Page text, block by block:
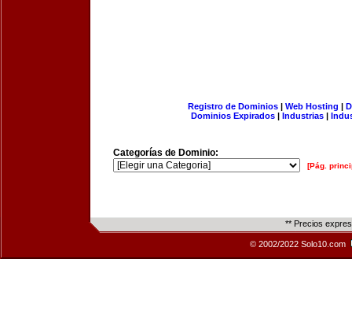
Registro de Dominios| Web Hosting |
Dominios Expirados | Industrias |
Categorías de Dominio:
[Pág.
** Precios
© 2002/2022 Solo10.com